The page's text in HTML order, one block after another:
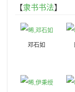
【隶书书法】
邓石如